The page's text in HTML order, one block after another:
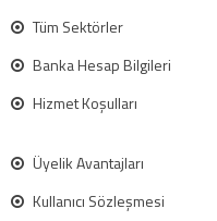
Tüm Sektörler
Banka Hesap Bilgileri
Hizmet Koşulları
Üyelik Avantajları
Kullanıcı Sözleşmesi